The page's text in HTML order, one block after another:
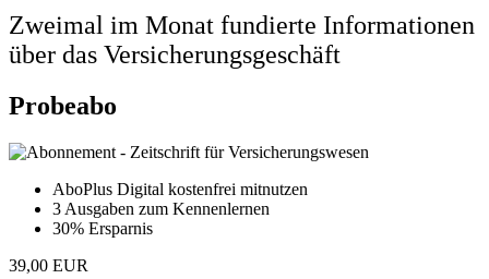
Zweimal im Monat fundierte Informationen
über das Versicherungsgeschäft
Probeabo
AboPlus Digital kostenfrei mitnutzen
3 Ausgaben zum Kennenlernen
30% Ersparnis
39,00 EUR